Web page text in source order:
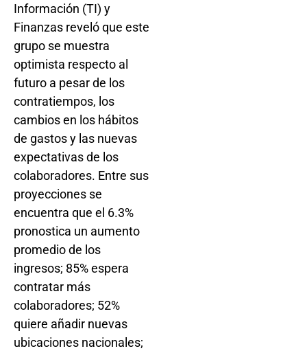
Información (TI) y
Finanzas reveló que este
grupo se muestra
optimista respecto al
futuro a pesar de los
contratiempos, los
cambios en los hábitos
de gastos y las nuevas
expectativas de los
colaboradores. Entre sus
proyecciones se
encuentra que el 6.3%
pronostica un aumento
promedio de los
ingresos; 85% espera
contratar más
colaboradores; 52%
quiere añadir nuevas
ubicaciones nacionales;